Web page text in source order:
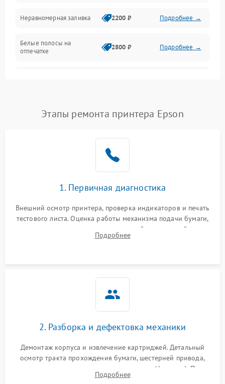
Режим работы
Питание и запуск
Неравномерная заливка 2200 ₽ Подробнее →
Белые полосы на
отпечатке
2800 ₽ Подробнее →
Этапы ремонта принтера Epson
1. Первичная диагностика
Внешний осмотр принтера, проверка индикаторов и печать
тестового листа. Оценка работы механизма подачи бумаги,
выявление посторонних шумов, замятий и первичный анализ
дефектов печати (полосы, фон, пробелы).
Подробнее
2. Разборка и дефектовка механики
Демонтаж корпуса и извлечение картриджей. Детальный
осмотр тракта прохождения бумаги, шестерней привода,
роликов захвата и узла термозакрепления (фьюзера). Поиск
физического износа и повреждений деталей.
Подробнее